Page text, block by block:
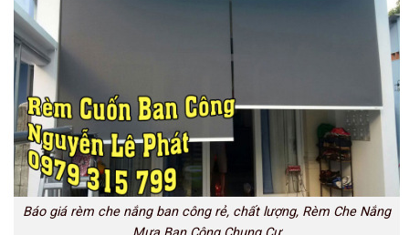
Báo giá rèm che nắng ban công rẻ, chất lượng, Rèm Che Nắng